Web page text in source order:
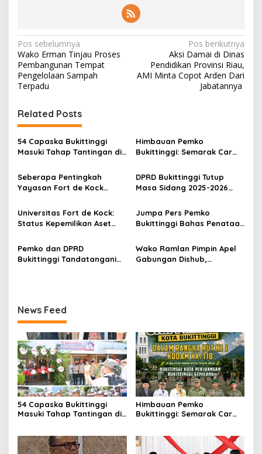
N
a
v
i
g
a
s
i
p
o
s
Pos sebelumnya
Wako Erman Tinjau Proses
Pembangunan Tempat
Pengelolaan Sampah
Terpadu
Pos berikutnya
Aksi Damai di Dinas
Pendidikan Provinsi Riau,
AMI Minta Copot Arden Dari
Jabatannya
Related Posts
54 Capaska Bukittinggi
Masuki Tahap Tantingan di
Himbauan Pemko
Bukittinggi: Semarak Car
HUT ke I Komando Daerah
Militer (KODAM) XX/Tuanku
Imam Bonjol
Seberapa Pentingkah
Yayasan Fort de Kock
Perekonomian Masyarakat
Jam Gadang?
DPRD Bukittinggi Tutup
Masa Sidang 2025-2026
2026-2027, Wako Ramlan
Beri Apresiasi
Universitas Fort de Kock:
Status Kepemilikan Aset
Milik Yayasan Berdasarkan
Putusan Mahkamah Agung
Nomor 2108/K/Pdt/2022
Jumpa Pers Pemko
Bukittinggi Bahas Penataan
Kampus UFDK
Pemko dan DPRD
Bukittinggi Tandatangani
Wako Ramlan Pimpin Apel
Gabungan Dishub,
News Feed
54 Capaska Bukittinggi
Masuki Tahap Tantingan di
Himbauan Pemko
Bukittinggi: Semarak Car
Militer (KODAM) XX/Tuanku
Imam Bonjol